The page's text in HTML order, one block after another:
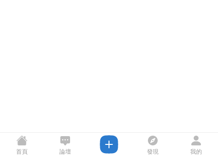
首頁 論壇 發現 我的